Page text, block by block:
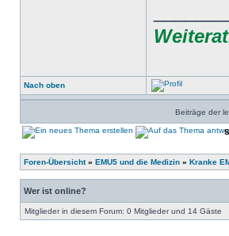
Nach oben
Beiträge der
Foren-Übersicht» EMU5 und die Medizin » Kranke
Wer ist online?
Mitglieder in diesem Forum: 0 Mitglieder und 14 Gäste